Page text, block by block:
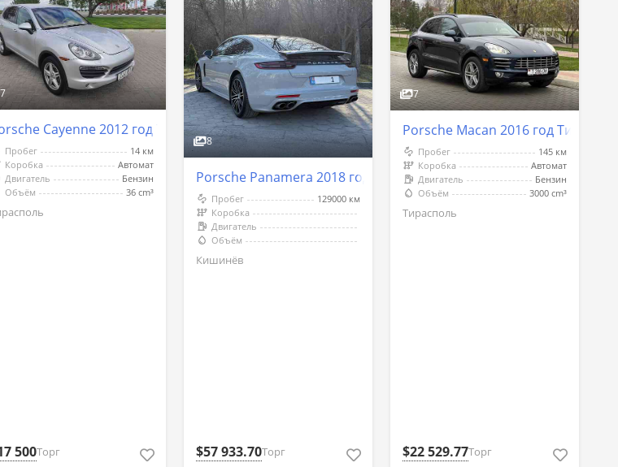
7
Cayenne 2012 год Тирасполь
Пробег
14 км
Коробка
Автомат
Двигатель
Бензин
Объём
36 cm³
500Торг
8
Porsche Panamera 2018 год Кишинёв
Пробег
129000 км
Коробка
Двигатель
Объём
Кишинёв
$57 933.70Торг
7
Porsche Macan 2016 год
Пробег
145 км
Коробка
Автомат
Двигатель
Бензин
Объём
3000 cm³
Тирасполь
$22 529.77Торг